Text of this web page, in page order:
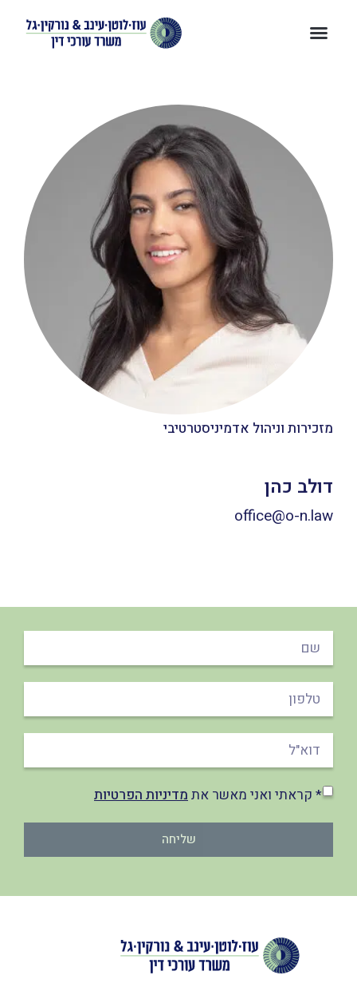
מזכירות וניהול אדמיניסטרטיבי
דולב כהן
office@o-n.law
* קראתי ואני מאשר אתמדיניות הפרטיות
שליחה